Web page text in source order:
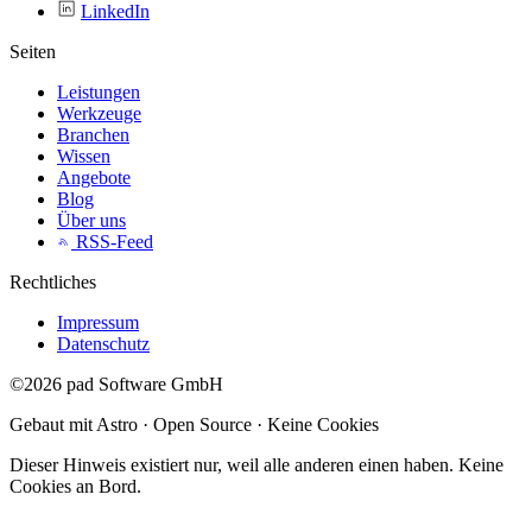
LinkedIn
Seiten
Leistungen
Werkzeuge
Branchen
Wissen
Angebote
Blog
Über uns
RSS-Feed
Rechtliches
Impressum
Datenschutz
©2026 pad Software GmbH
Gebaut mit Astro · Open Source · Keine Cookies
Dieser Hinweis existiert nur, weil alle anderen einen haben. Keine
Cookies an Bord.